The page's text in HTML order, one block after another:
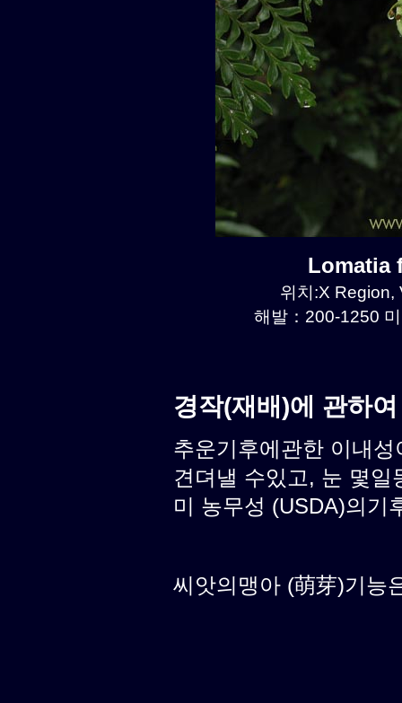
Lomatia
위치:X Region,
해발：200-1250
경작(재배)에 관하
추운기후에관한 이내
견뎌낼 수있고, 눈 몇
미 농무성 (USDA)의기
씨앗의맹아 (萌芽)기능